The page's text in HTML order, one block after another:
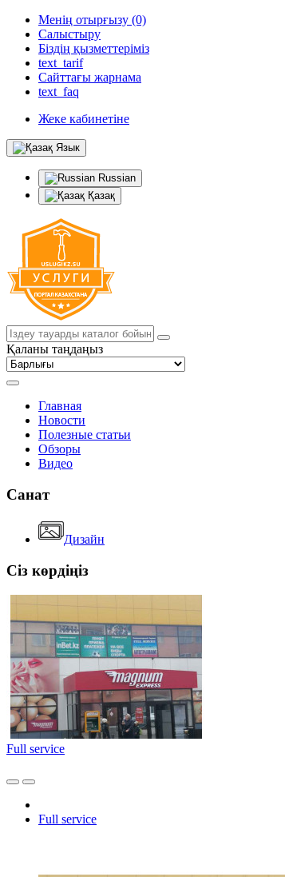
Менің отырғызу (0)
Салыстыру
Біздің қызметтеріміз
text_tarif
Сайттағы жарнама
text_faq
Жеке кабинетіне
Язык
Russian
Қазақ
Қаланы таңдаңыз
Главная
Новости
Полезные статьи
Обзоры
Видео
Санат
Дизайн
Сіз көрдіңіз
Full service
Full service